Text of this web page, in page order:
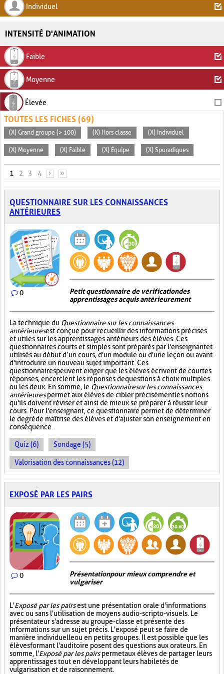
Individuel
INTENSITÉ D'ANIMATION
Faible
Moyenne
Élevée
TOUTES LES FICHES (69)
(X) Grand groupe (> 100) (X) Hors classe (X) Individuel
(X) Moyenne (X) Faible (X) Équipe (X) Sporadiques
PAGES
1 2 3 4 › »
QUESTIONNAIRE SUR LES CONNAISSANCES
ANTÉRIEURES
0
Petit questionnaire de vérification des
apprentissages acquis antérieurement
La technique du Questionnaire sur les connaissances
antérieuresest conçue pour recueillir des informations précises
et utiles sur les apprentissages antérieurs des élèves. Ces
questionnaires courts et simples sont préparés par l'enseignant et
utilisés au début d’un cours, d'un module ou d'une leçon ou avant
d'introduire un nouveau sujet important. Ces
questionnaires peuvent exiger que les élèves écrivent de courtes
réponses, encerclent les réponses de questions à choix multiples
ou les deux. En somme, le Questionnaire sur les connaissances
antérieurespermet aux élèves de cibler précisément les notions
qu'ils doivent réviser et ainsi de mieux se préparer à réussir leur
cours. Pour l'enseignant, ce questionnaire permet de déterminer
le degré de maîtrise des élèves et d'ajuster son enseignement en
conséquence.
Quiz (6) Sondage (5)
Valorisation des connaissances (12)
EXPOSÉ PAR LES PAIRS
0
Présentation pour mieux comprendre et
vulgariser
L'Exposé par les pairsest une présentation orale d'informations
avec ou sans l'utilisation de moyens audio-scripto-visuels. Le
présentateur s'adresse au groupe-classe et présente des
informations sur un sujet précis. L'exposé peut se faire de
manière individuelle ou en petits groupes. Il est possible que les
élèves formant l'auditoire posent des questions aux orateurs. En
somme, l'Exposé par les pairspermet aux élèves de partager leurs
apprentissages tout en développant leurs habiletés de
vulgarisation et de raisonnement.